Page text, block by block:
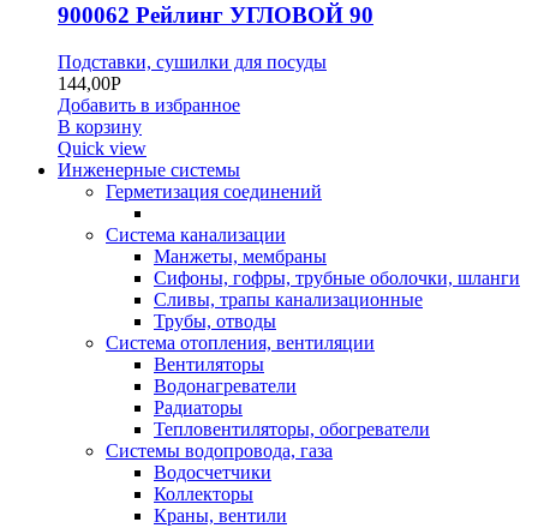
900062 Рейлинг УГЛОВОЙ 90
Подставки, сушилки для посуды
144,00Р
Добавить в избранное
В корзину
Quick view
Инженерные системы
Герметизация соединений
Система канализации
Манжеты, мембраны
Сифоны, гофры, трубные оболочки, шланги
Сливы, трапы канализационные
Трубы, отводы
Система отопления, вентиляции
Вентиляторы
Водонагреватели
Радиаторы
Тепловентиляторы, обогреватели
Системы водопровода, газа
Водосчетчики
Коллекторы
Краны, вентили